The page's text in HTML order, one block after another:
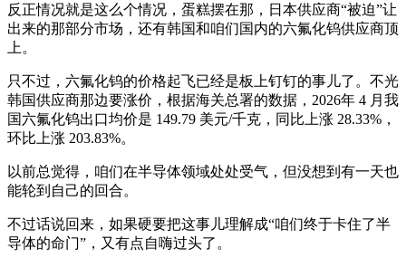
反正情况就是这么个情况，蛋糕摆在那，日本供应商“被迫”让
出来的那部分市场，还有韩国和咱们国内的六氟化钨供应商顶
上。
只不过，六氟化钨的价格起飞已经是板上钉钉的事儿了。不光
韩国供应商那边要涨价，根据海关总署的数据，2026年 4 月我
国六氟化钨出口均价是 149.79 美元/千克，同比上涨 28.33%，
环比上涨 203.83%。
以前总觉得，咱们在半导体领域处处受气，但没想到有一天也
能轮到自己的回合。
不过话说回来，如果硬要把这事儿理解成“咱们终于卡住了半
导体的命门”，又有点自嗨过头了。